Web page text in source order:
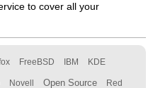
to cover all your
FreeBSD IBM KDE
Novell Open Source Red